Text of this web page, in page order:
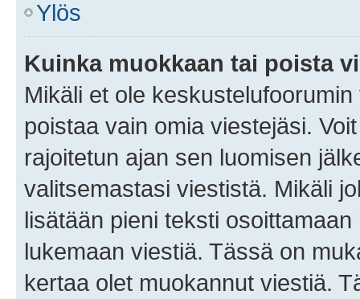
Ylös
Kuinka muokkaan tai poista
Mikäli et ole
poistaa vain omia viestejäsi.
rajoitetun ajan sen luomisen
valitsemastasi viestistä. Mikäli
lisätään pieni teksti
lukemaan viestiä. Tässä on
kertaa olet muokannut viestiä.